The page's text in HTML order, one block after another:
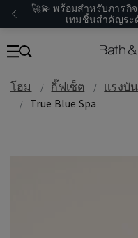
🚀💫 พร้อมสำหรับภารกิ
เทมชิ้นสำคัญระ
โฮม กิ๊ฟเซ็ต แรงบั
True Blue Spa